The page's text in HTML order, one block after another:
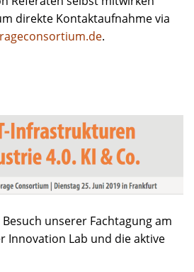
direkte Kontaktaufnahme via
.
unserer Fachtagung am
Innovation Lab und die aktive